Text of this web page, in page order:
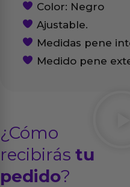
Color: Negro
Ajustable.
Medidas pene
Medido pene
¿Cómo
recibirás tu
pedido?